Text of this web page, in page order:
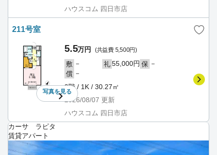
ハウスコム 四日市店
211号室
写真を見る
5.5万円 (共益費 5,500円)
敷 － 礼55,000円 保 －
償 －
2階 / 1K / 30.27㎡
2026/08/07 更新
ハウスコム 四日市店
カーサ ラピタ
賃貸アパート